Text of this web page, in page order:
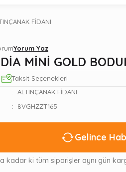
FİDANI
Yorum Yaz
MİNİ GOLD
Taksit Seçenekleri
ALTINÇANAK FİDANI
8VGHZZT165
Gelince
kadar ki tüm siparişler aynı gün